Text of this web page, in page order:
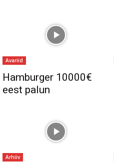
Avariid
Hamburger 10000€
eest palun
Arhiiv